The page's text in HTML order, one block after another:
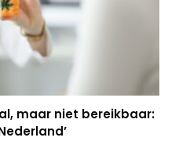
maar niet bereikbaar: